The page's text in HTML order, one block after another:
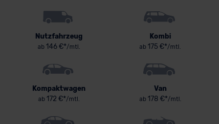
Nutzfahrzeug
ab146 €*/mtl.
Kombi
ab 175 €*/mtl.
Kompaktwagen
ab172 €*/mtl.
Van
ab178 €*/mtl.